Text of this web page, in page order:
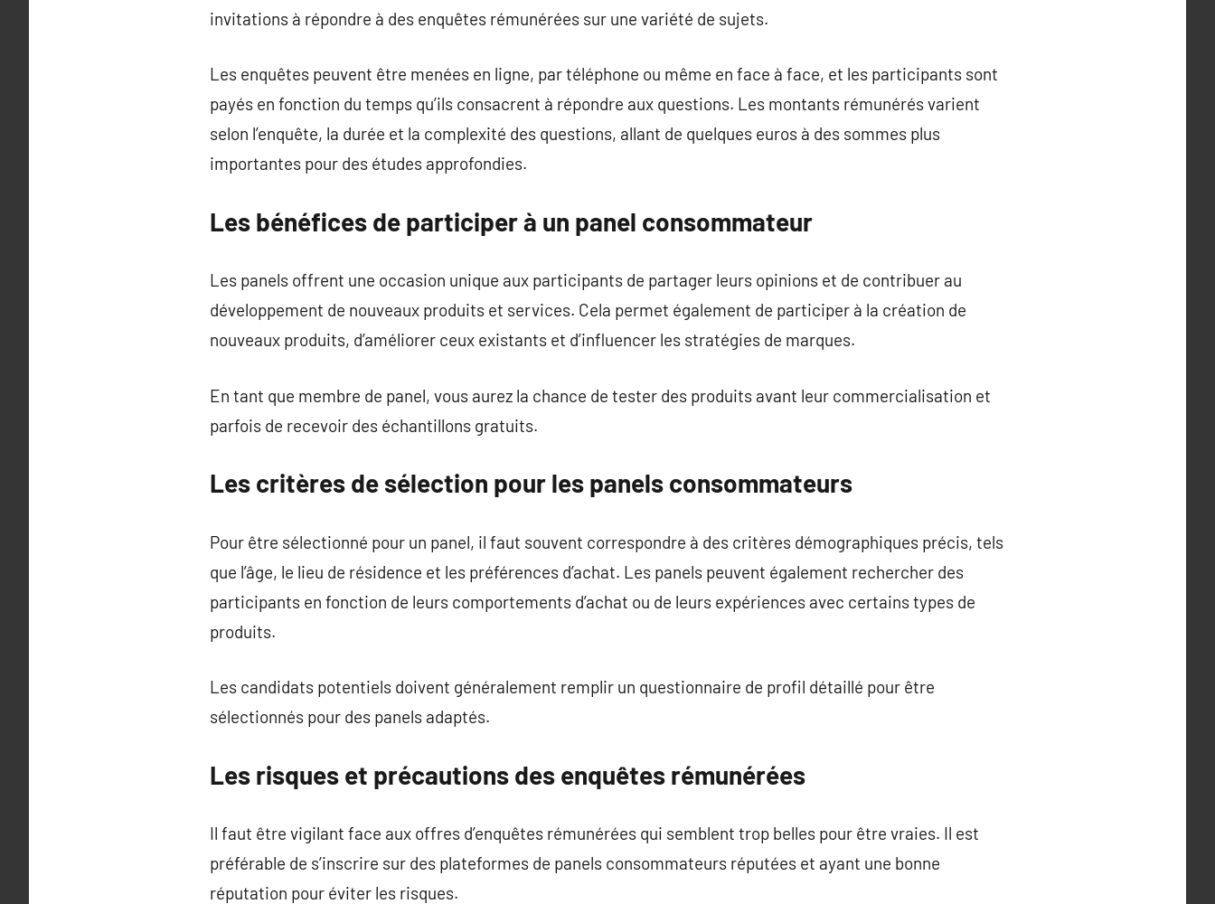
invitations à répondre à des enquêtes rémunérées sur une variété de sujets.
Les enquêtes peuvent être menées en ligne, par téléphone ou même en face à face, et les participants sont
payés en fonction du temps qu’ils consacrent à répondre aux questions. Les montants rémunérés varient
selon l’enquête, la durée et la complexité des questions, allant de quelques euros à des sommes plus
importantes pour des études approfondies.
Les bénéfices de participer à un panel consommateur
Les panels offrent une occasion unique aux participants de partager leurs opinions et de contribuer au
développement de nouveaux produits et services. Cela permet également de participer à la création de
nouveaux produits, d’améliorer ceux existants et d’influencer les stratégies de marques.
En tant que membre de panel, vous aurez la chance de tester des produits avant leur commercialisation et
parfois de recevoir des échantillons gratuits.
Les critères de sélection pour les panels consommateurs
Pour être sélectionné pour un panel, il faut souvent correspondre à des critères démographiques précis, tels
que l’âge, le lieu de résidence et les préférences d’achat. Les panels peuvent également rechercher des
participants en fonction de leurs comportements d’achat ou de leurs expériences avec certains types de
produits.
Les candidats potentiels doivent généralement remplir un questionnaire de profil détaillé pour être
sélectionnés pour des panels adaptés.
Les risques et précautions des enquêtes rémunérées
Il faut être vigilant face aux offres d’enquêtes rémunérées qui semblent trop belles pour être vraies. Il est
préférable de s’inscrire sur des plateformes de panels consommateurs réputées et ayant une bonne
réputation pour éviter les risques.